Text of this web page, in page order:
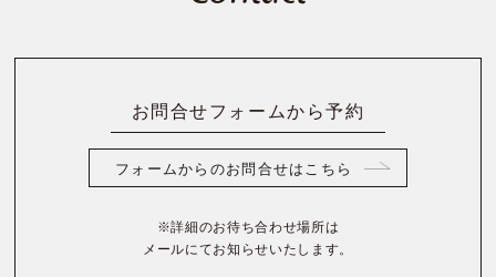
お問合せフォームから予約
フォームからのお問合せはこちら
※詳細のお待ち合わせ場所は
メールにてお知らせいたします。